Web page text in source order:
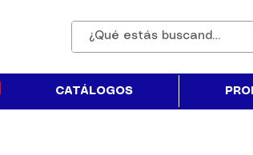
CATÁLOGOS